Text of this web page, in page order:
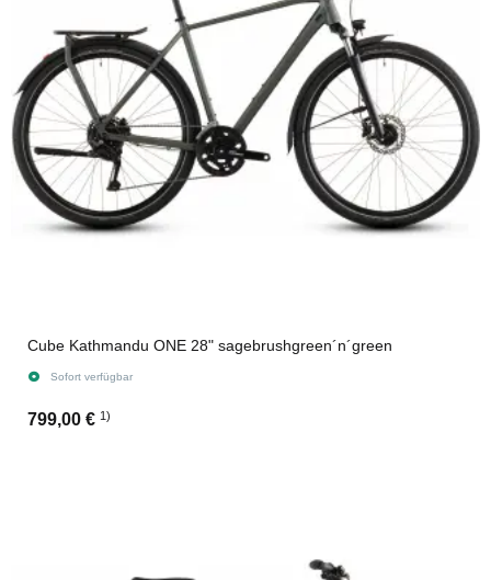
Cube Kathmandu ONE 28" sagebrushgreen´n´green
Sofort verfügbar
799,00 € 1)